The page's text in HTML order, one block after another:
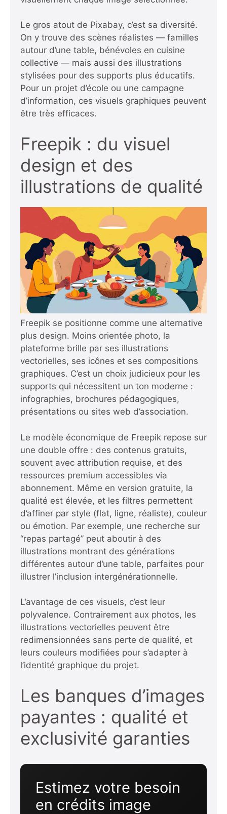
Le gros atout de Pixabay, c’est sa diversité.
On y trouve des scènes réalistes — familles
autour d’une table, bénévoles en cuisine
collective — mais aussi des illustrations
stylisées pour des supports plus éducatifs.
Pour un projet d’école ou une campagne
d’information, ces visuels graphiques peuvent
être très efficaces.
Freepik : du visuel
design et des
illustrations de qualité
Freepik se positionne comme une alternative
plus design. Moins orientée photo, la
plateforme brille par ses illustrations
vectorielles, ses icônes et ses compositions
graphiques. C’est un choix judicieux pour les
supports qui nécessitent un ton moderne :
infographies, brochures pédagogiques,
présentations ou sites web d’association.
Le modèle économique de Freepik repose sur
une double offre : des contenus gratuits,
souvent avec attribution requise, et des
ressources premium accessibles via
abonnement. Même en version gratuite, la
qualité est élevée, et les filtres permettent
d’affiner par style (flat, ligne, réaliste), couleur
ou émotion. Par exemple, une recherche sur
“repas partagé” peut aboutir à des
illustrations montrant des générations
différentes autour d’une table, parfaites pour
illustrer l’inclusion intergénérationnelle.
L’avantage de ces visuels, c’est leur
polyvalence. Contrairement aux photos, les
illustrations vectorielles peuvent être
redimensionnées sans perte de qualité, et
leurs couleurs modifiées pour s’adapter à
l’identité graphique du projet.
Les banques d’images
payantes : qualité et
exclusivité garanties
Estimez votre besoin
en crédits image